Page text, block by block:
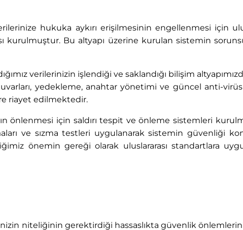
hukuka aykırı erişilmesinin engellenmesi için
kurulmuştur. Bu altyapı üzerine kurulan sistemin
verilerinizin işlendiği ve saklandığı bilişim
yedekleme, anahtar yönetimi ve güncel anti-
riayet edilmektedir.
önlenmesi için saldırı tespit ve önleme sistemleri
ve sızma testleri uygulanarak sistemin güvenliği
önemin gereği olarak uluslararası standartlara
niteliğinin gerektirdiği hassaslıkta güvenlik